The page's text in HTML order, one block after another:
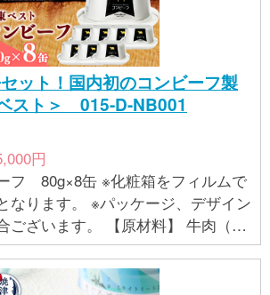
ット！国内初のコンビーフ製
スト＞ 015-D-NB001
円
※化粧箱をフィルムで
なります。 ※パッケージ、デザイン
【原材料】 牛肉（オ
牛脂、食塩、植物油（大豆を含
寒天、砂糖／調味料（アミノ酸